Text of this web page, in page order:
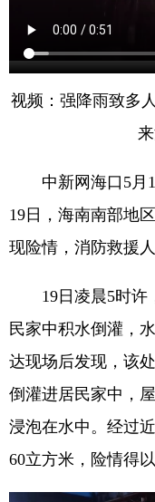
视频：强降雨致多
中新网海口5月
19日，海南南部地
现险情，消防救援
19日凌晨5时许
民家中积水倒灌，
达现场后发现，该
倒灌进居民家中，
浸泡在水中。经过
60立方米，险情得以